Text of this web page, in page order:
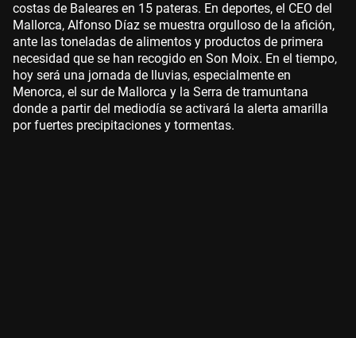
costas de Baleares en 15 pateras. En deportes, el CEO del
Mallorca, Alfonso Díaz se muestra orgulloso de la afición,
ante las toneladas de alimentos y productos de primera
necesidad que se han recogido en Son Moix. En el tiempo,
hoy será una jornada de lluvias, especialmente en
Menorca, el sur de Mallorca y la Serra de tramuntana
donde a partir del mediodía se activará la alerta amarilla
por fuertes precipitaciones y tormentas.